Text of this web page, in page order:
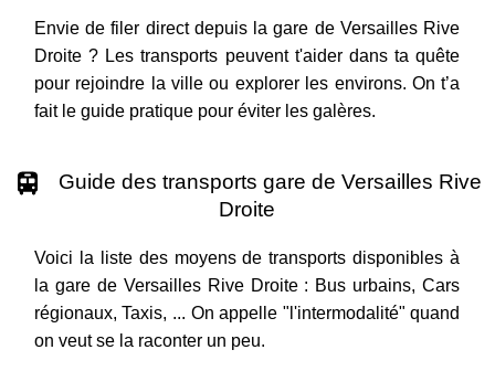
Envie de filer direct depuis la gare de Versailles Rive
Droite ? Les transports peuvent t'aider dans ta quête
pour rejoindre la ville ou explorer les environs. On t’a
fait le guide pratique pour éviter les galères.
Guide des transports gare de Versailles Rive
Droite
Voici la liste des moyens de transports disponibles à
la gare de Versailles Rive Droite : Bus urbains, Cars
régionaux, Taxis, ... On appelle "l'intermodalité" quand
on veut se la raconter un peu.